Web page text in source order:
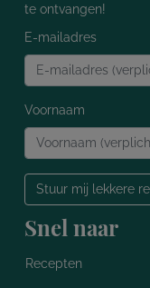
te ontvangen!
E-mailadres
Voornaam
Stuur mij lekkere
Snel naar
Recepten